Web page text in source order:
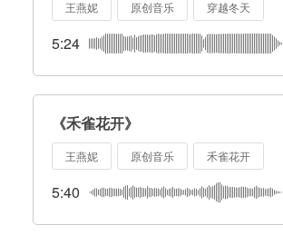
王燕妮 原创音乐 穿越冬天
5:24
《禾雀花开》
王燕妮 原创音乐 禾雀花开
5:40